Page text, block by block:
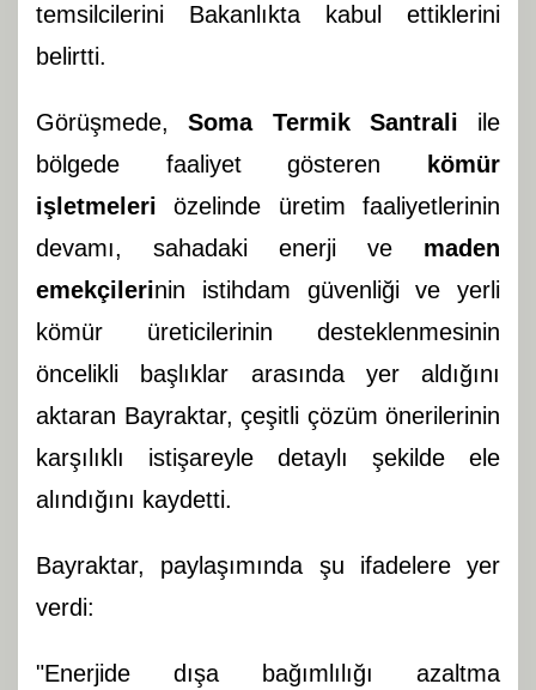
temsilcilerini Bakanlıkta kabul ettiklerini
belirtti.
Görüşmede,Soma Termik Santrali ile
bölgede faaliyet gösteren
kömür
işletmeleri özelinde üretim faaliyetlerinin
devamı, sahadaki enerji ve maden
emekçilerinin istihdam güvenliği ve yerli
kömür üreticilerinin desteklenmesinin
öncelikli başlıklar arasında yer aldığını
aktaran Bayraktar, çeşitli çözüm önerilerinin
karşılıklı istişareyle detaylı şekilde ele
alındığını kaydetti.
Bayraktar, paylaşımında şu ifadelere yer
verdi:
"Enerjide dışa bağımlılığı azaltma